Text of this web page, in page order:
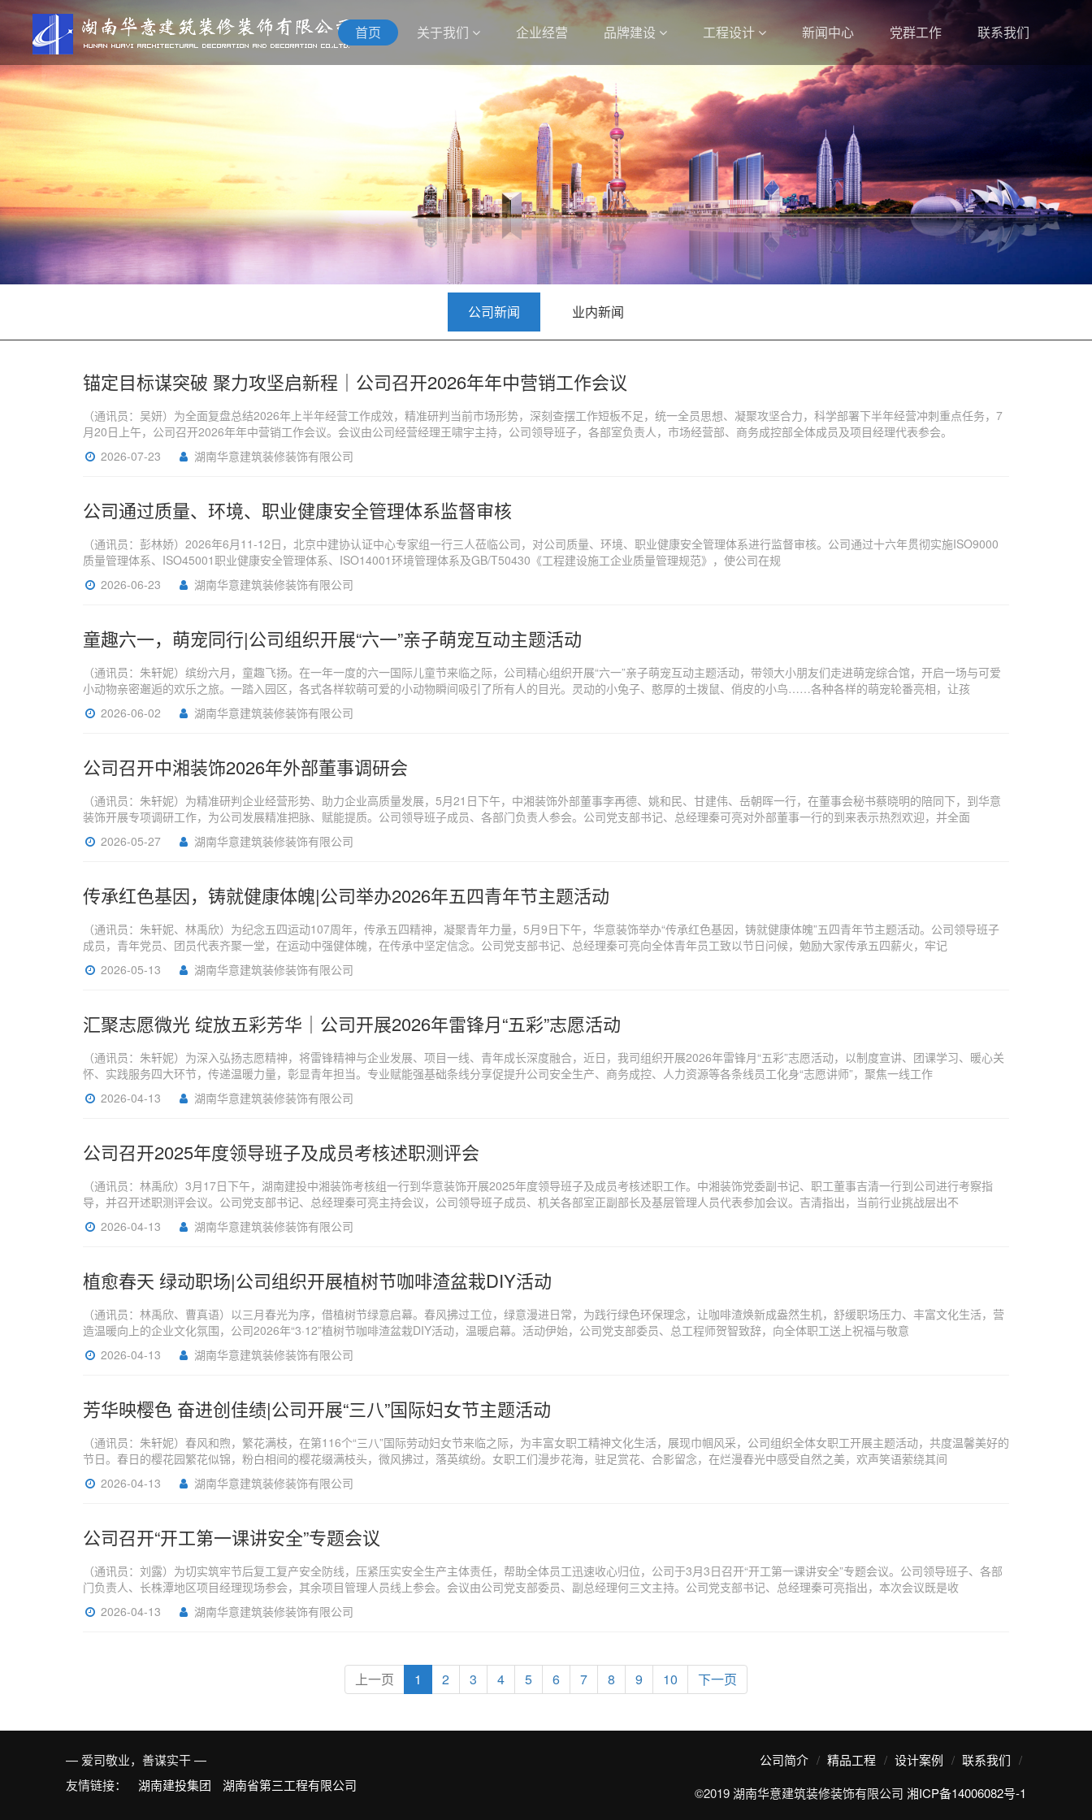
首页 关于我们 企业经营 品牌建设 工程设计 新闻中心 党群工作 联系我们
公司新闻 业内新闻
锚定目标谋突破 聚力攻坚启新程｜公司召开2026年年中营销工作会议
（通讯员：吴妍）为全面复盘总结2026年上半年经营工作成效，精准研判当前市场形势，深刻查摆工作短板不足，统一全员思想、凝聚攻坚合力，科学部署下半年经营冲刺重点任务，7
月20日上午，公司召开2026年年中营销工作会议。会议由公司经营经理王啸宇主持，公司领导班子，各部室负责人，市场经营部、商务成控部全体成员及项目经理代表参会。
2026-07-23
湖南华意建筑装修装饰有限公司
公司通过质量、环境、职业健康安全管理体系监督审核
（通讯员：彭林娇）2026年6月11-12日，北京中建协认证中心专家组一行三人莅临公司，对公司质量、环境、职业健康安全管理体系进行监督审核。公司通过十六年贯彻实施ISO9000
质量管理体系、ISO45001职业健康安全管理体系、ISO14001环境管理体系及GB/T50430《工程建设施工企业质量管理规范》，使公司在规
2026-06-23
湖南华意建筑装修装饰有限公司
童趣六一，萌宠同行|公司组织开展“六一”亲子萌宠互动主题活动
（通讯员：朱轩妮）缤纷六月，童趣飞扬。在一年一度的六一国际儿童节来临之际，公司精心组织开展“六一”亲子萌宠互动主题活动，带领大小朋友们走进萌宠综合馆，开启一场与可爱
小动物亲密邂逅的欢乐之旅。一踏入园区，各式各样软萌可爱的小动物瞬间吸引了所有人的目光。灵动的小兔子、憨厚的土拨鼠、俏皮的小鸟……各种各样的萌宠轮番亮相，让孩
2026-06-02
湖南华意建筑装修装饰有限公司
公司召开中湘装饰2026年外部董事调研会
（通讯员：朱轩妮）为精准研判企业经营形势、助力企业高质量发展，5月21日下午，中湘装饰外部董事李再德、姚和民、甘建伟、岳朝晖一行，在董事会秘书蔡晓明的陪同下，到华意
装饰开展专项调研工作，为公司发展精准把脉、赋能提质。公司领导班子成员、各部门负责人参会。公司党支部书记、总经理秦可亮对外部董事一行的到来表示热烈欢迎，并全面
2026-05-27
湖南华意建筑装修装饰有限公司
传承红色基因，铸就健康体魄|公司举办2026年五四青年节主题活动
（通讯员：朱轩妮、林禹欣）为纪念五四运动107周年，传承五四精神，凝聚青年力量，5月9日下午，华意装饰举办“传承红色基因，铸就健康体魄”五四青年节主题活动。公司领导班子
成员，青年党员、团员代表齐聚一堂，在运动中强健体魄，在传承中坚定信念。公司党支部书记、总经理秦可亮向全体青年员工致以节日问候，勉励大家传承五四薪火，牢记
2026-05-13
湖南华意建筑装修装饰有限公司
汇聚志愿微光 绽放五彩芳华｜公司开展2026年雷锋月“五彩”志愿活动
（通讯员：朱轩妮）为深入弘扬志愿精神，将雷锋精神与企业发展、项目一线、青年成长深度融合，近日，我司组织开展2026年雷锋月“五彩”志愿活动，以制度宣讲、团课学习、暖心关
怀、实践服务四大环节，传递温暖力量，彰显青年担当。专业赋能强基础条线分享促提升公司安全生产、商务成控、人力资源等各条线员工化身“志愿讲师”，聚焦一线工作
2026-04-13
湖南华意建筑装修装饰有限公司
公司召开2025年度领导班子及成员考核述职测评会
（通讯员：林禹欣）3月17日下午，湖南建投中湘装饰考核组一行到华意装饰开展2025年度领导班子及成员考核述职工作。中湘装饰党委副书记、职工董事吉清一行到公司进行考察指
导，并召开述职测评会议。公司党支部书记、总经理秦可亮主持会议，公司领导班子成员、机关各部室正副部长及基层管理人员代表参加会议。吉清指出，当前行业挑战层出不
2026-04-13
湖南华意建筑装修装饰有限公司
植愈春天 绿动职场|公司组织开展植树节咖啡渣盆栽DIY活动
（通讯员：林禹欣、曹真语）以三月春光为序，借植树节绿意启幕。春风拂过工位，绿意漫进日常，为践行绿色环保理念，让咖啡渣焕新成盎然生机，舒缓职场压力、丰富文化生活，营
造温暖向上的企业文化氛围，公司2026年“3·12”植树节咖啡渣盆栽DIY活动，温暖启幕。活动伊始，公司党支部委员、总工程师贺智致辞，向全体职工送上祝福与敬意
2026-04-13
湖南华意建筑装修装饰有限公司
芳华映樱色 奋进创佳绩|公司开展“三八”国际妇女节主题活动
（通讯员：朱轩妮）春风和煦，繁花满枝，在第116个“三八”国际劳动妇女节来临之际，为丰富女职工精神文化生活，展现巾帼风采，公司组织全体女职工开展主题活动，共度温馨美好的
节日。春日的樱花园繁花似锦，粉白相间的樱花缀满枝头，微风拂过，落英缤纷。女职工们漫步花海，驻足赏花、合影留念，在烂漫春光中感受自然之美，欢声笑语萦绕其间
2026-04-13
湖南华意建筑装修装饰有限公司
公司召开“开工第一课讲安全”专题会议
（通讯员：刘露）为切实筑牢节后复工复产安全防线，压紧压实安全生产主体责任，帮助全体员工迅速收心归位，公司于3月3日召开“开工第一课讲安全”专题会议。公司领导班子、各部
门负责人、长株潭地区项目经理现场参会，其余项目管理人员线上参会。会议由公司党支部委员、副总经理何三文主持。公司党支部书记、总经理秦可亮指出，本次会议既是收
2026-04-13
湖南华意建筑装修装饰有限公司
上一页 1 2 3 4 5 6 7 8 9 10 下一页
— 爱司敬业，善谋实干 —
友情链接：
湖南建投集团 湖南省第三工程有限公司
公司简介 精品工程 设计案例
联系我们
©2019 湖南华意建筑装修装饰有限公司湘ICP备14006082号-1